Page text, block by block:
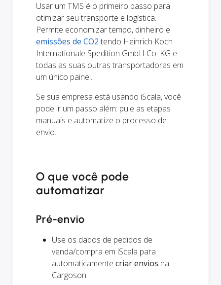
Usar um TMS é o primeiro passo para
otimizar seu transporte e logística.
Permite economizar tempo, dinheiro e
emissões de CO2 tendo Heinrich Koch
Internationale Spedition GmbH Co. KG e
todas as suas outras transportadoras em
um único painel.
Se sua empresa está usando iScala, você
pode ir um passo além: pule as etapas
manuais e automatize o processo de
envio.
O que você pode
automatizar
Pré-envio
Use os dados de pedidos de
venda/compra em iScala para
automaticamente criar envios na
Cargoson